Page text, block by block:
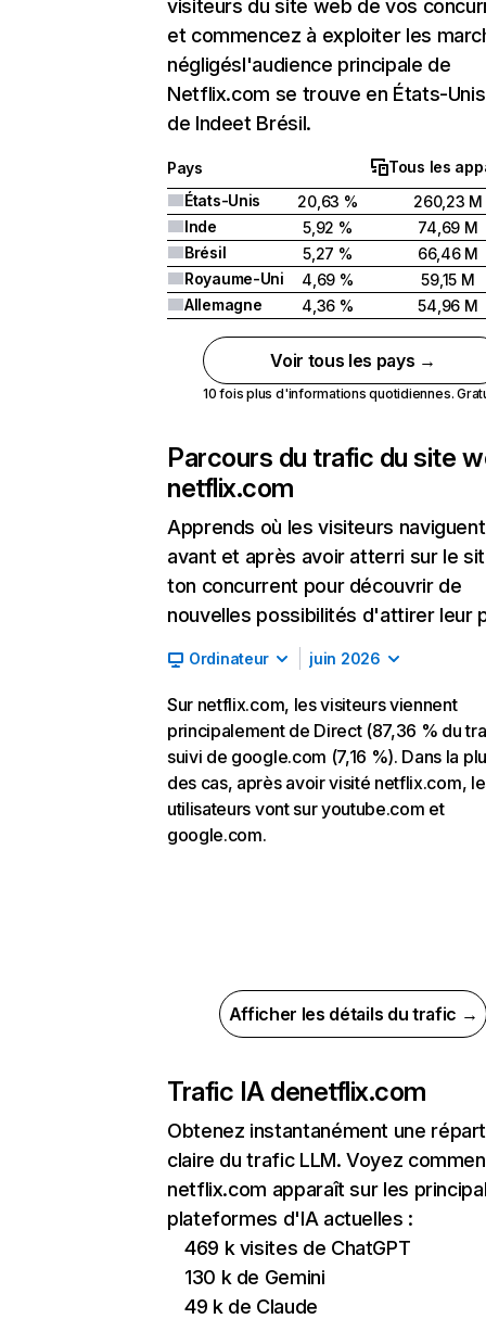
visiteurs du site web de vos
et commencez à exploiter les
négligésl'audience principale de
Netflix.com se trouve en États-
de Indeet Brésil.
Pays
Tous les
États-Unis
20,63 %
260,23 M
Inde
5,92 %
74,69 M
Brésil
5,27 %
66,46 M
Royaume-Uni
4,69 %
59,15 M
Allemagne
4,36 % 54,96 M
Voir tous les pays →
10 fois plus d'informations quotidiennes.
Parcours du trafic du site
netflix.com
Apprends où les visiteurs naviguent
avant et après avoir atterri sur le
ton concurrent pour découvrir de
nouvelles possibilités d'attirer leur
Ordinateur juin 2026
Sur netflix.com, les visiteurs viennent
principalement de Direct (87,36 % du
suivi de google.com (7,16 %). Dans la
des cas, après avoir visité netflix.com,
utilisateurs vont sur youtube.com et
google.com.
Afficher les détails du trafic →
Trafic IA denetflix.com
Obtenez instantanément une
claire du trafic LLM. Voyez
netflix.com apparaît sur les
plateformes d'IA actuelles :
469 k visites de ChatGPT
130 k de Gemini
49 k de Claude